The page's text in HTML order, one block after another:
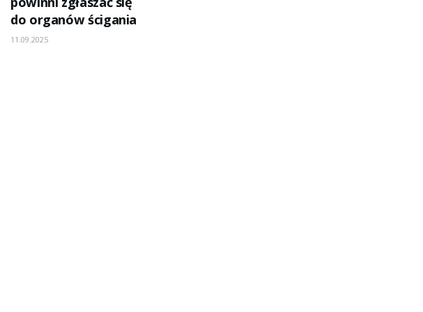
do organów ścigania
11.09.2025